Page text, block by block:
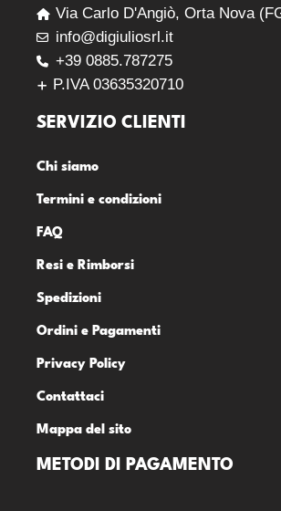
Via Carlo D'Angiò, Orta Nova
info@digiuliosrl.it
+39 0885.787275
P.IVA 03635320710
SERVIZIO CLIENTI
Chi siamo
Termini e condizioni
FAQ
Resi e Rimborsi
Spedizioni
Ordini e Pagamenti
Privacy Policy
Contattaci
Mappa del sito
METODI DI PAGAMENTO